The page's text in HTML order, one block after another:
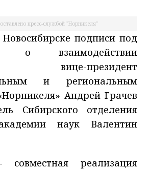
пресс-службой "Норникеля"
Новосибирске подписи под
о взаимодействии
вице-президент
и региональным
Андрей Грачев
Сибирского отделения
наук Валентин
реализация